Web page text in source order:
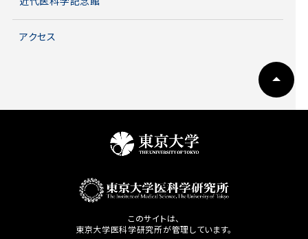
アクセス
このサイトは、
東京大学医科学研究所が管理しています。